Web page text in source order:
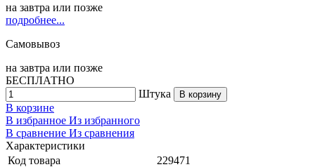
на завтра или позже
подробнее...
Самовывоз
на завтра или позже
БЕСПЛАТНО
Штука
В корзину
В корзине
В избранное Из избранного
В сравнение Из сравнения
Характеристики
Код товара
229471